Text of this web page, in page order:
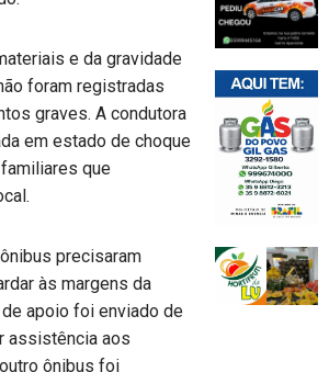
e da gravidade
foram registradas
graves. A condutora
em estado de choque
que
precisaram
às margens da
apoio foi enviado de
assistência aos
ônibus foi